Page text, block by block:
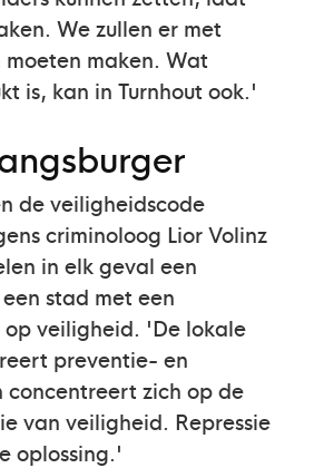
We zullen er met
maken. Wat
is, kan in Turnhout ook.'
de veiligheidscode
criminoloog Lior Volinz
in elk geval een
stad met een
veiligheid. 'De lokale
preventie- en
zich op de
van veiligheid. Repressie
oplossing.'